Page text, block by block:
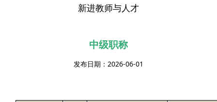
新进教师与人才
中级职称
发布日期：2026-06-01